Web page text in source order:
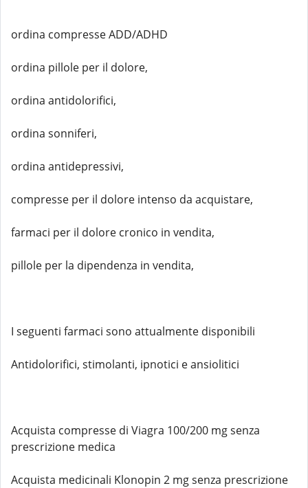
ordina compresse ADD/ADHD
ordina pillole per il dolore,
ordina antidolorifici,
ordina sonniferi,
ordina antidepressivi,
compresse per il dolore intenso da acquistare,
farmaci per il dolore cronico in vendita,
pillole per la dipendenza in vendita,
I seguenti farmaci sono attualmente disponibili
Antidolorifici, stimolanti, ipnotici e ansiolitici
Acquista compresse di Viagra 100/200 mg senza
prescrizione medica
Acquista medicinali Klonopin 2 mg senza prescrizione